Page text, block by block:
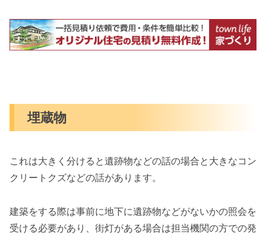
埋蔵物
これは大きく分けると遺跡物などの話の場合と大きなコン
クリートクズなどの話があります。
建築をする際は事前に地下に遺跡物などがないかの照会を
受ける必要があり、街灯がある場合は担当機関の方での発